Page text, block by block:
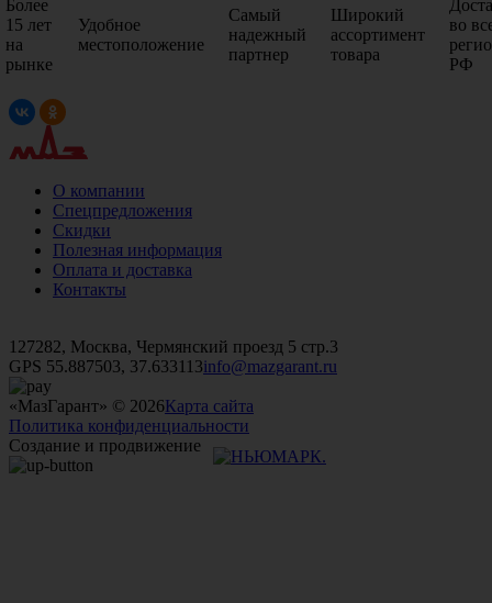
Более
15 лет
на
рынке
Удобное
местоположение
Самый
надежный
партнер
Широкий
ассортимент
товара
во
РФ
О компании
Спецпредложения
Скидки
Полезная информация
Оплата и доставка
Контакты
127282, Москва, Чермянский проезд 5 стр.3
GPS 55.887503, 37.633113info@mazgarant.ru
«МазГарант» © 2026Карта сайта
Политика конфиденциальности
Создание и продвижение